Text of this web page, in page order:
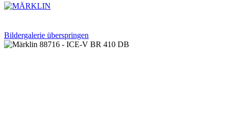
Bildergalerie überspringen